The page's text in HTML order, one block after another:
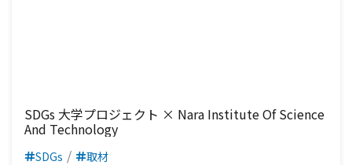
SDGs 大学プロジェクト × Nara Institute Of Science
And Technology
SDGs 取材